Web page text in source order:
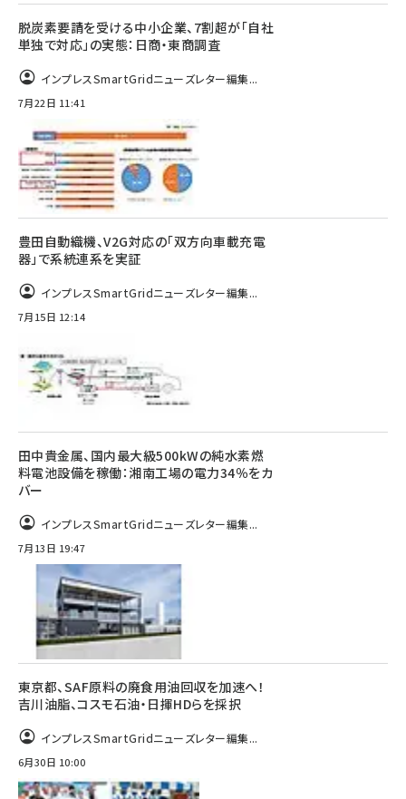
脱炭素要請を受ける中小企業、7割超が「自社
単独で対応」の実態：日商・東商調査
インプレスSmartGridニューズレター編集...
7月22日 11:41
豊田自動織機、V2G対応の「双方向車載充電
器」で系統連系を実証
インプレスSmartGridニューズレター編集...
7月15日 12:14
田中貴金属、国内最大級500kWの純水素燃
料電池設備を稼働：湘南工場の電力34％をカ
バー
インプレスSmartGridニューズレター編集...
7月13日 19:47
東京都、SAF原料の廃食用油回収を加速へ！
吉川油脂、コスモ石油・日揮HDらを採択
インプレスSmartGridニューズレター編集...
6月30日 10:00